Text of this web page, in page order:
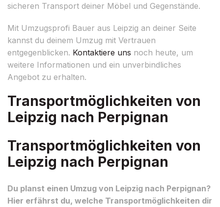
sicheren Transport deiner Möbel und Gegenstände.
Mit Umzugsprofi Bauer aus Leipzig an deiner Seite
kannst du deinem Umzug mit Vertrauen
entgegenblicken. Kontaktiere uns noch heute, um
weitere Informationen und ein unverbindliches
Angebot zu erhalten.
Transportmöglichkeiten von
Leipzig nach Perpignan
Transportmöglichkeiten von
Leipzig nach Perpignan
Du planst einen Umzug von Leipzig nach Perpignan?
Hier erfährst du, welche Transportmöglichkeiten dir